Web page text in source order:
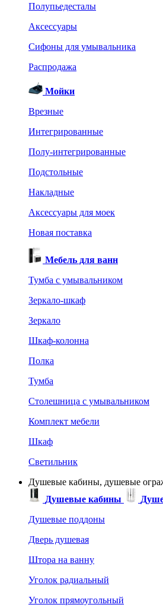
Полупьедесталы
Аксессуары
Сифоны для умывальника
Распродажа
Мойки
Врезные
Интегрированные
Полу-интегрированные
Подстольные
Накладные
Аксессуары для моек
Новая поставка
Мебель для ванн
Тумба с умывальником
Зеркало-шкаф
Зеркало
Шкаф-колонна
Полка
Тумба
Столешница с умывальником
Комплект мебели
Шкаф
Светильник
Душевые кабины, душевые
Душевые кабины
Душевые поддоны
Дверь душевая
Штора на ванну
Уголок радиальный
Уголок прямоугольный